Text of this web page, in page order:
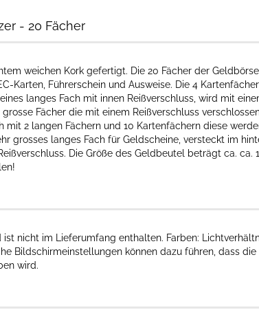
- 20 Fächer
weichen Kork gefertigt. Die 20 Fächer der Geldbörse
Karten, Führerschein und Ausweise. Die 4 Kartenfächer
langes Fach mit innen Reißverschluss, wird mit
Fächer die mit einem Reißverschluss
2 langen Fächern und 10 Kartenfächern diese
grosses langes Fach für Geldscheine, versteckt im
Die Größe des Geldbeutel beträgt ca. ca.
nicht im Lieferumfang enthalten. Farben:
Bildschirmeinstellungen können dazu führen, dass die
wird.​